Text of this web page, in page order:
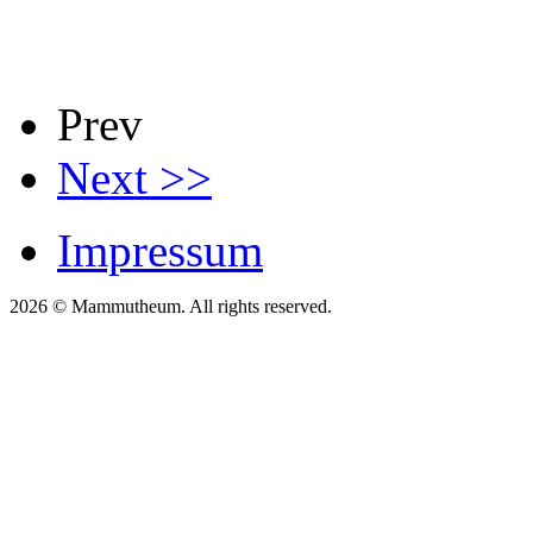
Prev
Next >>
Impressum
2026 © Mammutheum. All rights reserved.